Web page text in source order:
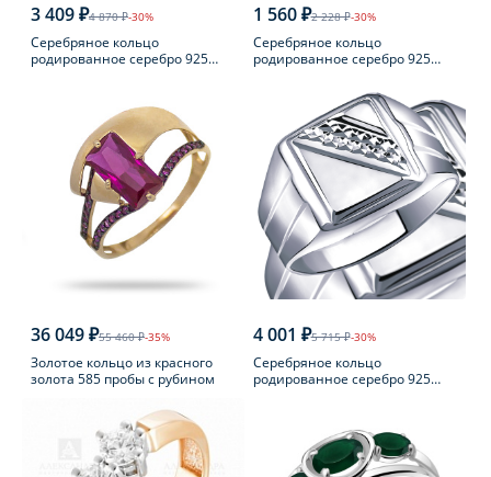
3 409 ₽4 870 ₽-30%
Серебряное кольцо
родированное серебро 925
1 560 ₽2 228 ₽-30%
Серебряное кольцо
родированное серебро 925
36 049 ₽55 460 ₽-35%
Золотое кольцо из красного
золота 585 пробы с рубином
4 001 ₽5 715 ₽-30%
Серебряное кольцо
родированное серебро 925